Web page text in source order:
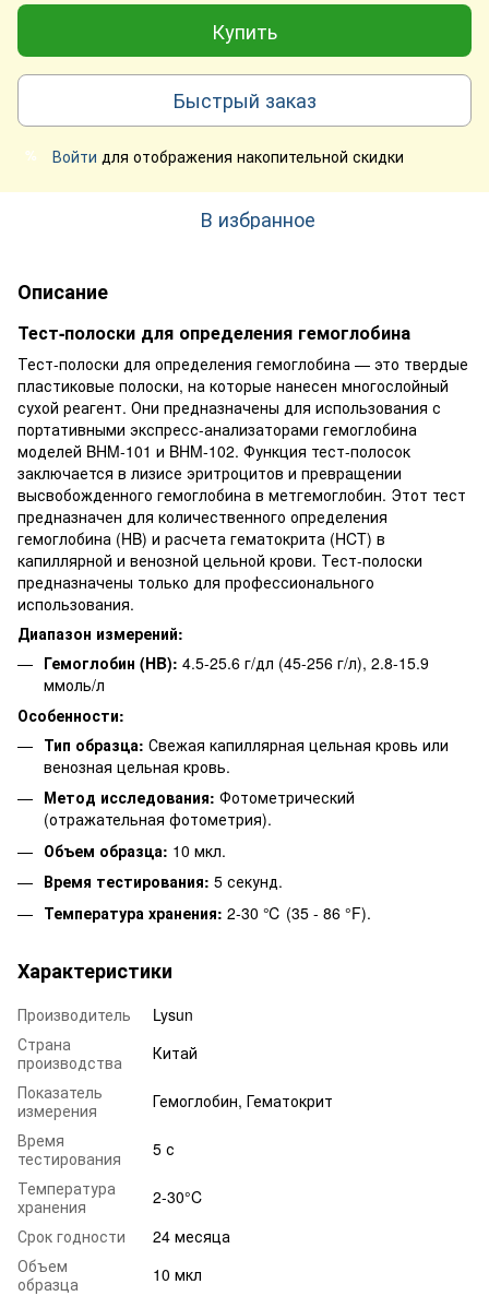
Купить
Быстрый заказ
% Войти для отображения накопительной скидки
В избранное
Описание
Тест-полоски для определения гемоглобина
Тест-полоски для определения гемоглобина — это твердые
пластиковые полоски, на которые нанесен многослойный
сухой реагент. Они предназначены для использования с
портативными экспресс-анализаторами гемоглобина
моделей BHM-101 и BHM-102. Функция тест-полосок
заключается в лизисе эритроцитов и превращении
высвобожденного гемоглобина в метгемоглобин. Этот тест
предназначен для количественного определения
гемоглобина (HB) и расчета гематокрита (HCT) в
капиллярной и венозной цельной крови. Тест-полоски
предназначены только для профессионального
использования.
Диапазон измерений:
Гемоглобин (HB): 4.5-25.6 г/дл (45-256 г/л), 2.8-15.9
ммоль/л
Особенности:
Тип образца: Свежая капиллярная цельная кровь или
венозная цельная кровь.
Метод исследования: Фотометрический
(отражательная фотометрия).
Объем образца: 10 мкл.
Время тестирования: 5 секунд.
Температура хранения: 2-30 ℃ (35 - 86 °F).
Характеристики
Производитель
Lysun
Страна
производства
Китай
Показатель
измерения
Гемоглобин, Гематокрит
Время
тестирования
5 с
Температура
хранения
2-30°C
Срок годности
24 месяца
Объем
образца
10 мкл